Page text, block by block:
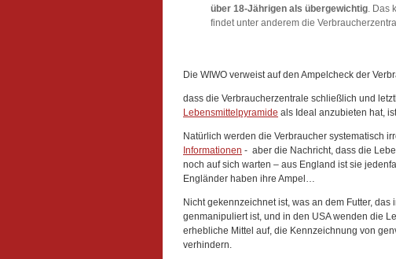
über 18-Jährigen als übergewichtig. Das
findet unter anderem die
Die WIWO verweist auf den Ampelcheck der
dass die Verbraucherzentrale schließlich und
Lebensmittelpyramide als Ideal anzubieten hat,
Natürlich werden die Verbraucher systematisch
Informationen - aber die Nachricht, dass die
noch auf sich warten – aus England ist sie
Engländer haben ihre Ampel…
Nicht gekennzeichnet ist, was an dem Futter,
genmanipuliert ist, und in den USA wenden die
erhebliche Mittel auf, die Kennzeichnung von
verhindern.